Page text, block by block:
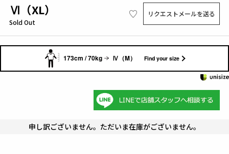
Ⅵ（XL）
Sold Out
リクエストメールを送る
173cm / 70kg Ⅳ（M） Find your size
申し訳ございません。ただいま在庫がございません。